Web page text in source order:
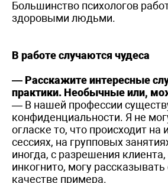
Большинство психологов
здоровыми людьми.
В работе случаются чудеса
— Расскажите интересные
практики. Необычные или,
— В нашей профессии
конфиденциальности. Я не
огласке то, что происходит
сессиях, на групповых
иногда, с разрешения клиента,
инкогнито, могу
качестве примера.